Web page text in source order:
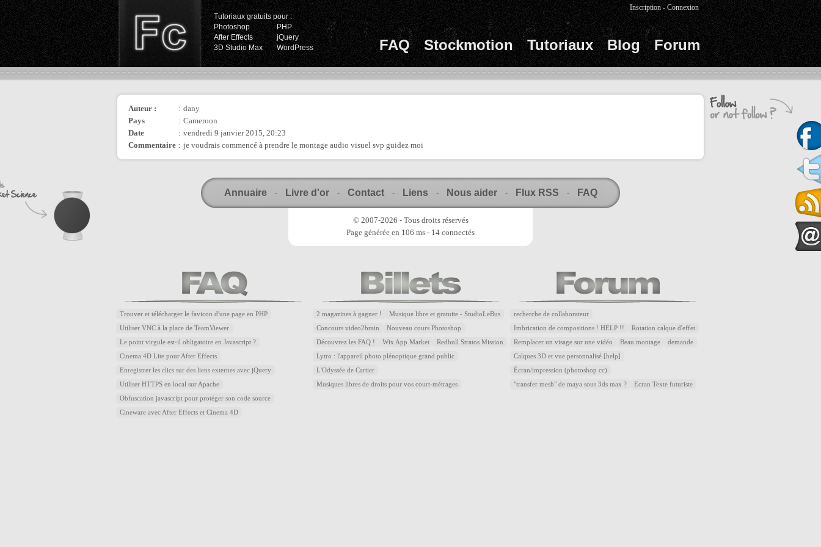
Tutoriaux gratuits pour :
Photoshop
PHP
After Effects
jQuery
3D Studio Max
WordPress FAQ Stockmotion Tutoriaux Blog Forum
Inscription -Connexion
Auteur : : dany
Pays
: Cameroon
Date
: vendredi 9 janvier 2015, 20:23
Commentaire : je voudrais commencé à prendre le montage audio visuel svp guidez moi
Annuaire - Livre d'or - Contact - Liens - Nous aider - Flux RSS - FAQ
© 2007-2026 - Tous droits réservés
Page générée en 106 ms - 14 connectés
Trouver et télécharger le favicon d'une page en PHP
Utiliser VNC à la place de TeamViewer
Le point virgule est-il obligatoire en Javascript ?
Cinema 4D Lite pour After Effects
Enregistrer les clics sur des liens externes avec jQuery
Utiliser HTTPS en local sur Apache
Obfuscation javascript pour protéger son code source
Cineware avec After Effects et Cinema 4D
2 magazines à gagner ! Musique libre et gratuite - StudioLeBus
Concours video2brain Nouveau cours Photoshop
Découvrez les FAQ ! Wix App Market Redbull Stratos Mission
Lytro : l'appareil photo plénoptique grand public
L'Odyssée de Cartier
Musiques libres de droits pour vos court-métrages
recherche de collaborateur
Imbrication de compositions ! HELP !! Rotation calque d'effet
Remplacer un visage sur une vidéo Beau montage demande
Calques 3D et vue personnalisé [help]
Écran/impression (photoshop cc)
"transfer mesh" de maya sous 3ds max ? Ecran Texte futuriste